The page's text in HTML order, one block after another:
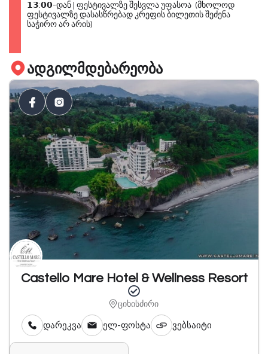
𝟭𝟯:𝟬𝟬-დან | ფესტივალზე შესვლა უფასოა (მხოლოდ
ფესტივალზე დასასწრებად კრეფის ბილეთის შეძენა
საჭირო არ არის)
ადგილმდებარეობა
Castello Mare Hotel & Wellness Resort
ციხისძირი
დარეკვა ელ-ფოსტა ვებსაიტი